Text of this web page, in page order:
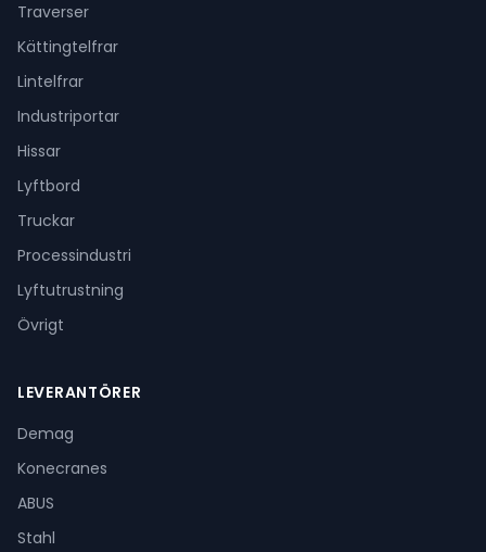
Traverser
Kättingtelfrar
Lintelfrar
Industriportar
Hissar
Lyftbord
Truckar
Processindustri
Lyftutrustning
Övrigt
LEVERANTÖRER
Demag
Konecranes
ABUS
Stahl